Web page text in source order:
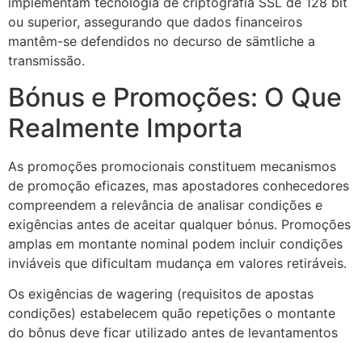
ou superior, assegurando que dados financeiros
mantêm-se defendidos no decurso de sämtliche a
transmissão.
Bónus e Promoções: O Que
Realmente Importa
As promoções promocionais constituem mecanismos
de promoção eficazes, mas apostadores conhecedores
compreendem a relevância de analisar condições e
exigências antes de aceitar qualquer bónus. Promoções
amplas em montante nominal podem incluir condições
inviáveis que dificultam mudança em valores retiráveis.
Os exigências de wagering (requisitos de apostas
condições) estabelecem quão repetições o montante
do bônus deve ficar utilizado antes de levantamentos